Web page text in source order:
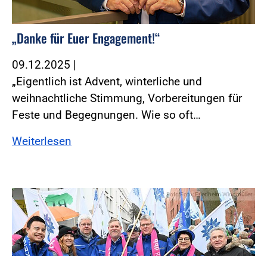
„Danke für Euer Engagement!“
09.12.2025 |
„Eigentlich ist Advent, winterliche und
weihnachtliche Stimmung, Vorbereitungen für
Feste und Begegnungen. Wie so oft…
Weiterlesen
Foto:Foto: Friedhelm Windmüller